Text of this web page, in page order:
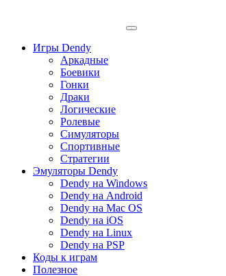
Игры Dendy
Аркадные
Боевики
Гонки
Драки
Логические
Ролевые
Симуляторы
Спортивные
Стратегии
Эмуляторы Dendy
Dendy на Windows
Dendy на Android
Dendy на Mac OS
Dendy на iOS
Dendy на Linux
Dendy на PSP
Коды к играм
Полезное